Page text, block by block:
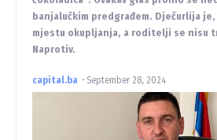
banjalučkim predgrađem. Dječurlija
mjestu okupljanja, a roditelji se nisu
Naprotiv.
capital.ba - September 28, 2024